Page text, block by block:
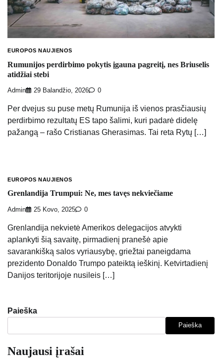
EUROPOS NAUJIENOS
Rumunijos perdirbimo pokytis įgauna pagreitį, nes Briuselis
atidžiai stebi
Admin 29 Balandžio, 2026 0
Per dvejus su puse metų Rumunija iš vienos prasčiausių
perdirbimo rezultatų ES tapo šalimi, kuri padarė didelę
pažangą – rašo Cristianas Gherasimas. Tai reta Rytų […]
EUROPOS NAUJIENOS
Grenlandija Trumpui: Ne, mes tavęs nekviečiame
Admin 25 Kovo, 2025 0
Grenlandija nekvietė Amerikos delegacijos atvykti
aplankyti šią savaitę, pirmadienį pranešė apie
savarankišką salos vyriausybę, griežtai paneigdama
prezidento Donaldo Trumpo pateiktą ieškinį. Ketvirtadienį
Danijos teritorijoje nusileis […]
Paieška
Paieška
Naujausi įrašai